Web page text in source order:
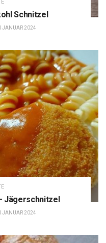
Schnitzel
JANUAR 2024
Jägerschnitzel
JANUAR 2024